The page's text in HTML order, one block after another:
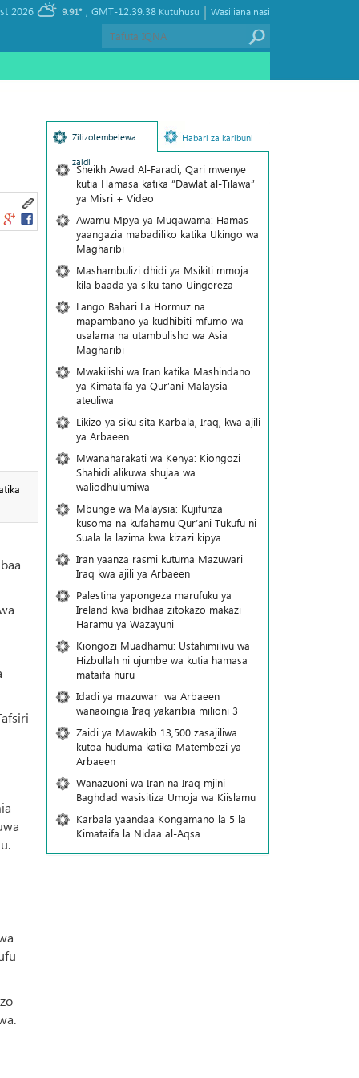
GMT-12:39:38
9.91° Wasiliana nasi
|
Kutuhusu
Zilizotembelewa
zaidi
Habari za karibuni
Sheikh Awad Al-Faradi, Qari mwenye
kutia Hamasa katika “Dawlat al-Tilawa”
ya Misri + Video
Awamu Mpya ya Muqawama: Hamas
yaangazia mabadiliko katika Ukingo wa
Magharibi
Mashambulizi dhidi ya Msikiti mmoja
kila baada ya siku tano Uingereza
Lango Bahari La Hormuz na
mapambano ya kudhibiti mfumo wa
usalama na utambulisho wa Asia
Magharibi
Mwakilishi wa Iran katika Mashindano
ya Kimataifa ya Qur’ani Malaysia
ateuliwa
Likizo ya siku sita Karbala, Iraq, kwa ajili
ya Arbaeen
Mwanaharakati wa Kenya: Kiongozi
Shahidi alikuwa shujaa wa
waliodhulumiwa
Mbunge wa Malaysia: Kujifunza
kusoma na kufahamu Qur’ani Tukufu ni
Suala la lazima kwa kizazi kipya
Iran yaanza rasmi kutuma Mazuwari
Iraq kwa ajili ya Arbaeen
Palestina yapongeza marufuku ya
Ireland kwa bidhaa zitokazo makazi
Haramu ya Wazayuni
Kiongozi Muadhamu: Ustahimilivu wa
Hizbullah ni ujumbe wa kutia hamasa
mataifa huru
Idadi ya mazuwar wa Arbaeen
wanaoingia Iraq yakaribia milioni 3
Zaidi ya Mawakib 13,500 zasajiliwa
kutoa huduma katika Matembezi ya
Arbaeen
Wanazuoni wa Iran na Iraq mjini
Baghdad wasisitiza Umoja wa Kiislamu
Karbala yaandaa Kongamano la 5 la
Kimataifa la Nidaa al-Aqsa